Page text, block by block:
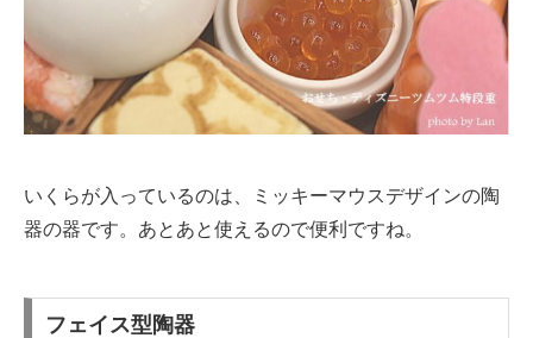
いくらが入っているのは、ミッキーマウスデザインの陶
器の器です。あとあと使えるので便利ですね。
フェイス型陶器